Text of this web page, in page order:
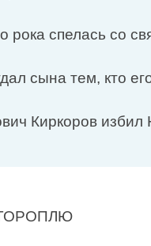
рока спелась со
сына тем, кто
Киркоров